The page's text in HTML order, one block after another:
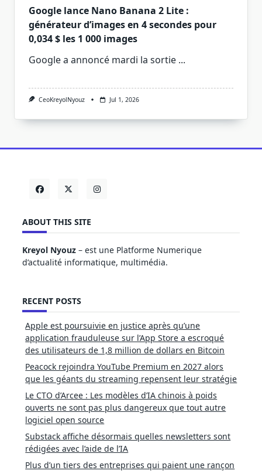
Google lance Nano Banana 2 Lite :
générateur d’images en 4 secondes pour
0,034 $ les 1 000 images
Google a annoncé mardi la sortie ...
CeoKreyolNyouz Jul 1, 2026
ABOUT THIS SITE
Kreyol Nyouz – est une Platforme Numerique
d’actualité informatique, multimédia.
RECENT POSTS
Apple est poursuivie en justice après qu’une
application frauduleuse sur l’App Store a escroqué
des utilisateurs de 1,8 million de dollars en Bitcoin
Peacock rejoindra YouTube Premium en 2027 alors
que les géants du streaming repensent leur stratégie
Le CTO d’Arcee : Les modèles d’IA chinois à poids
ouverts ne sont pas plus dangereux que tout autre
logiciel open source
Substack affiche désormais quelles newsletters sont
rédigées avec l’aide de l’IA
Plus d’un tiers des entreprises qui paient une rançon